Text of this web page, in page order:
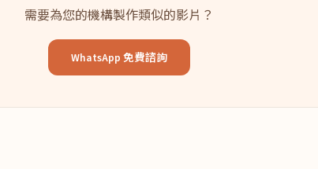
需要為您的機構製作類似的影片？
WhatsApp 免費諮詢